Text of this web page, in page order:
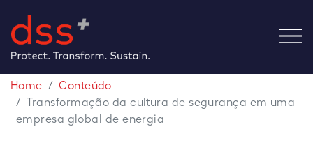
Home
Conteúdo
Transformação da cultura de segurança em uma
empresa global de energia